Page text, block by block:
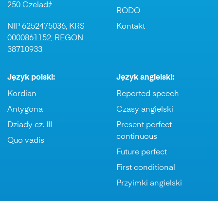
250 Czeladź
NIP 6252475036, KRS
0000861152, REGON
38710933
RODO
Kontakt
Język polski:
Kordian
Antygona
Dziady cz. III
Quo vadis
Język angielski:
Reported speech
Czasy angielski
Present perfect
continuous
Future perfect
First conditional
Przyimki angielski